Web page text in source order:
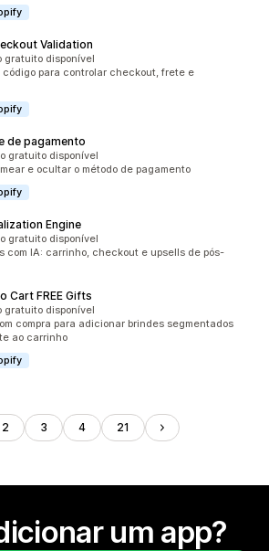
Validation
todo
gratuito disponível
código para controlar checkout, frete e
de pagamento
todo
gratuito disponível
e ocultar o método de pagamento
Engine
todo
gratuito disponível
com IA: carrinho, checkout e upsells de pós-
Cart FREE Gifts
todo
gratuito disponível
compra para adicionar brindes segmentados
ao carrinho
2 3 4 21
um app?